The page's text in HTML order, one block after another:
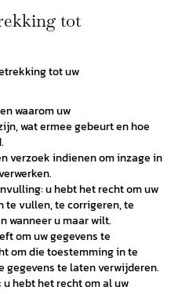
tot
tot uw
waarom uw
wat ermee gebeurt en hoe
verzoek indienen om inzage in
u hebt het recht om uw
te vullen, te corrigeren, te
wanneer u maar wilt.
om uw gegevens te
om die toestemming in te
gegevens te laten verwijderen.
hebt het recht om al uw